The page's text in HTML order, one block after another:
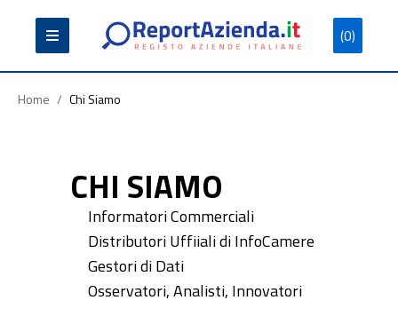
(0)
Partita
Iva
Codice
Fiscale
Ragione
Sociale
Home / Chi Siamo
CHI SIAMO
Informatori Commerciali
Distributori Uffiiali di InfoCamere
Gestori di Dati
Osservatori, Analisti, Innovatori